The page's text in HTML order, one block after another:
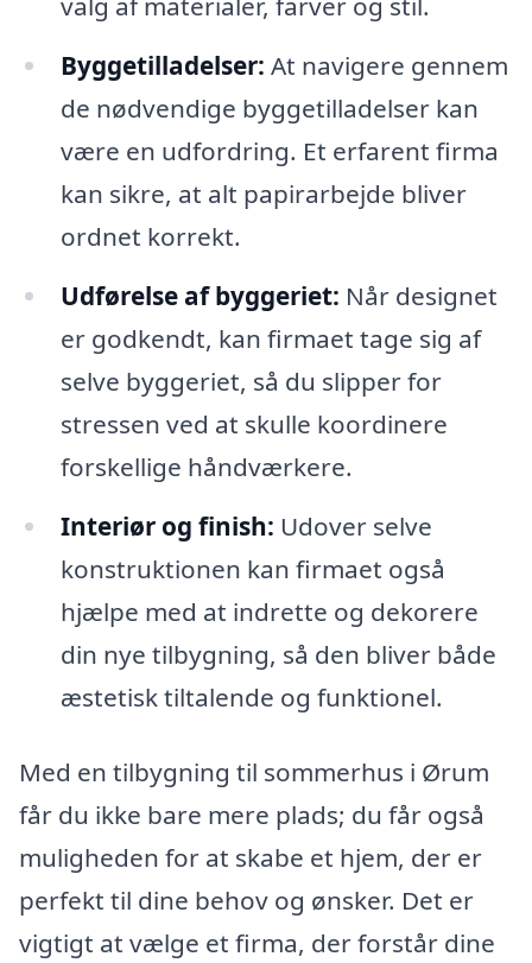
Byggetilladelser: At navigere gennem
de nødvendige byggetilladelser kan
være en udfordring. Et erfarent firma
kan sikre, at alt papirarbejde bliver
ordnet korrekt.
Udførelse af byggeriet: Når designet
er godkendt, kan firmaet tage sig af
selve byggeriet, så du slipper for
stressen ved at skulle koordinere
forskellige håndværkere.
Interiør og finish: Udover selve
konstruktionen kan firmaet også
hjælpe med at indrette og dekorere
din nye tilbygning, så den bliver både
æstetisk tiltalende og funktionel.
Med en tilbygning til sommerhus i Ørum
får du ikke bare mere plads; du får også
muligheden for at skabe et hjem, der er
perfekt til dine behov og ønsker. Det er
vigtigt at vælge et firma, der forstår dine